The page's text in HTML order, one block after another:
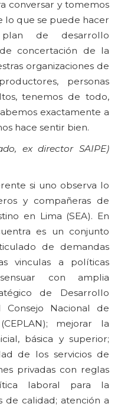
conversar y tomemos
lo que se puede hacer
de desarrollo
concertación de la
organizaciones de
personas
tenemos de todo,
exactamente a
hace sentir bien.
ex director SAIPE)
si uno observa lo
y compañeras de
en Lima (SEA). En
es un conjunto
de demandas
vinculas a políticas
con amplia
de Desarrollo
Nacional de
mejorar la
básica y superior;
de los servicios de
privadas con reglas
laboral para la
de calidad; atención a